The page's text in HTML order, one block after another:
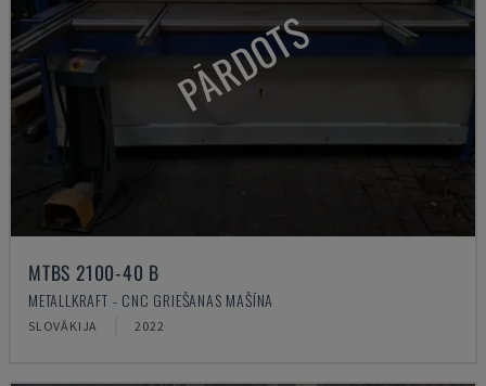
PĀRDOTS
MTBS 2100-40 B
METALLKRAFT - CNC GRIEŠANAS MAŠĪNA
SLOVĀKIJA 2022